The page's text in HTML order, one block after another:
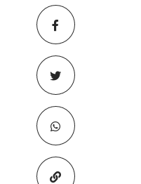
Copiar para